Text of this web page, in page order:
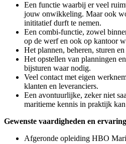
Een functie waarbij er veel
jouw onwikkeling. Maar ook
inititatief durft te nemen.
Een combi-functie, zowel
op de werf en ook op kantoor
Het plannen, beheren, sturen
Het opstellen van planningen
bijsturen waar nodig.
Veel contact met eigen
klanten en leveranciers.
Een avontuurlijke, zeker niet
maritieme kennis in praktijk
Gewenste vaardigheden en
Afgeronde opleiding HBO